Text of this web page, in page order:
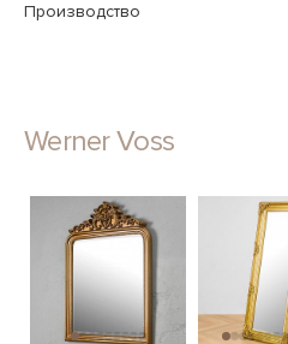
Производство
Werner Voss